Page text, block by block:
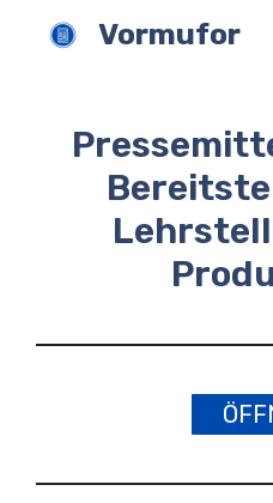
Inhalt
Vormufor